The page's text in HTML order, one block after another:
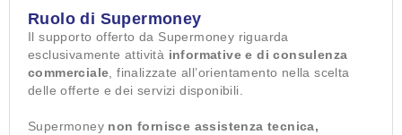
Ruolo di Supermoney
Il supporto offerto da Supermoney riguarda
esclusivamente attività informative e di consulenza
commerciale , finalizzate all’orientamento nella scelta
delle offerte e dei servizi disponibili.
Supermoney non fornisce assistenza tecnica,